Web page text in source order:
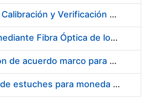
Servicio de Calibración y Verificación Externa de los Equipos de Medición del Servicio de Prevención de la FNMT-RCM
Conexión mediante Fibra Óptica de los Centros de Proceso de Datos (CPDs) de las sedes de la FNMT-RCM de Burgos y Madrid
Contratación de acuerdo marco para el Suministro de Material de Electricidad para la Fábrica Nacional de Moneda y Timbre-Real Casa de la Moneda en su centro de trabajo de Burgos
Suministro de estuches para moneda de 30 €